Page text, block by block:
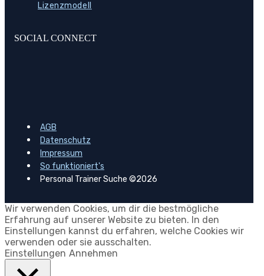
Lizenzmodell
SOCIAL CONNECT
AGB
Datenschutz
Impressum
So funktioniert's
Personal Trainer Suche ©2026
Wir verwenden Cookies, um dir die bestmögliche
Erfahrung auf unserer Website zu bieten. In den
Einstellungen kannst du erfahren, welche Cookies wir
verwenden oder sie ausschalten.
Einstellungen Annehmen